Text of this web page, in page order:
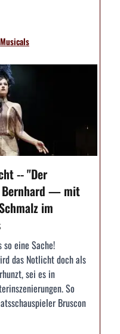
Musicals
-- "Der
Bernhard — mit
im
eine Sache!
das Notlicht doch als
sei es in
So
Bruscon